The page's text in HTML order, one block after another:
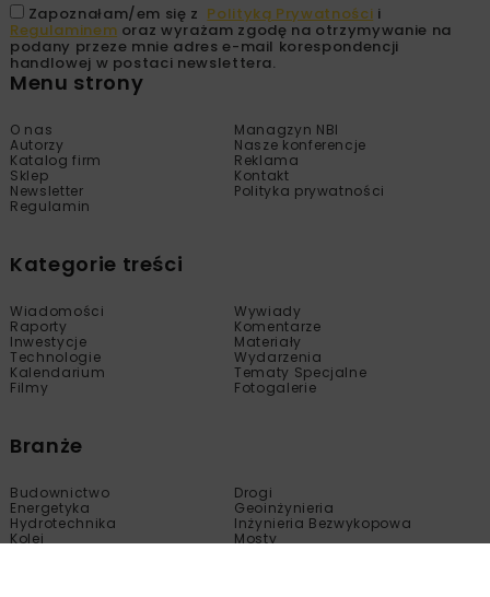
Zapoznałam/em się z Polityką Prywatności i
Regulaminem oraz wyrażam zgodę na otrzymywanie na
podany przeze mnie adres e-mail korespondencji
handlowej w postaci newslettera.
Menu strony
O nas
Managzyn NBI
Autorzy
Nasze konferencje
Katalog firm
Reklama
Sklep
Kontakt
Newsletter
Polityka prywatności
Regulamin
Kategorie treści
Wiadomości
Wywiady
Raporty
Komentarze
Inwestycje
Materiały
Technologie
Wydarzenia
Kalendarium
Tematy Specjalne
Filmy
Fotogalerie
Branże
Budownictwo
Drogi
Energetyka
Geoinżynieria
Hydrotechnika
Inżynieria Bezwykopowa
Kolej
Mosty